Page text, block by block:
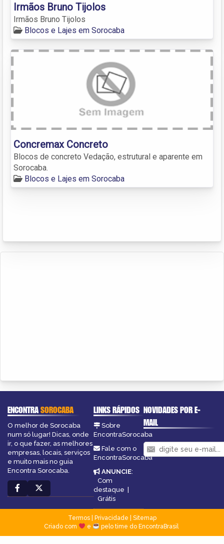
Irmãos Bruno Tijolos
Irmãos Bruno Tijolos
Blocos e Lajes em Sorocaba
Concremax Concreto
Blocos de concreto Vedação, estrutural e aparente em
Sorocaba.
Blocos e Lajes em Sorocaba
ENCONTRASOROCABA
O melhor de Sorocaba
num só lugar! Dicas, onde
ir, o que fazer, as melhores
empresas, locais, serviços
e muito mais no guia
Encontra Sorocaba.
LINKS RÁPIDOS
Sobre
EncontraSorocaba
Fale com o
EncontraSorocaba
ANUNCIE:
Com
destaque |
Grátis
NOVIDADES POR E-
MAIL
Termos| Privacidade
Sitemap
Criado com
e pelo time do EncontraBrasil